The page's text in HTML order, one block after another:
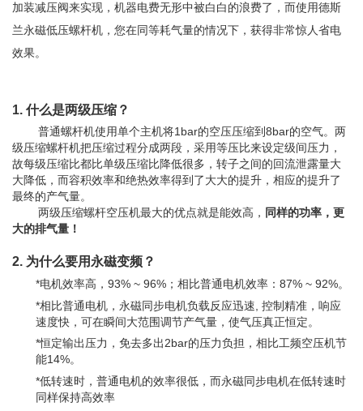
加装减压阀来实现，机器电费无形中被白白的浪费了，而使用德斯
兰永磁低压螺杆机，您在同等耗气量的情况下，获得非常惊人省电
效果。
1. 什么是两级压缩？
普通螺杆机使用单个主机将1bar的空压压缩到8bar的空气。两
级压缩螺杆机把压缩过程分成两段，采用等压比来设定级间压力，
故每级压缩比都比单级压缩比降低很多，转子之间的回流泄露量大
大降低，而容积效率和绝热效率得到了大大的提升，相应的提升了
最终的产气量。
两级压缩螺杆空压机最大的优点就是能效高， 同样的功率，更
大的排气量！
2. 为什么要用永磁变频？
*电机效率高， 93% ~ 96%； 相比普通电机效率： 87% ~ 92%。
*相比普通电机，永磁同步电机负载反应迅速, 控制精准，响应
速度快，可在瞬间大范围调节产气量，使气压真正恒定。
*恒定输出压力，免去多出2bar的压力负担，相比工频空压机节
能14%。
*低转速时，普通电机的效率很低，而永磁同步电机在低转速时
同样保持高效率